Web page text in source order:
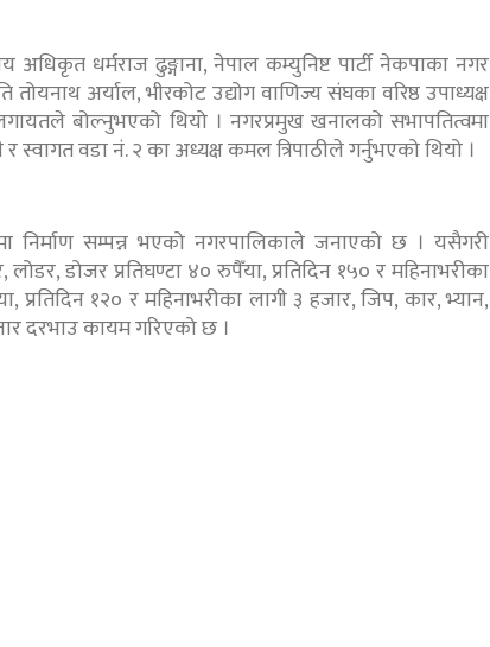
अधिकृत धर्मराज ढुङ्गाना, नेपाल कम्युनिष्ट पार्टी नेकपाका नगर
अर्याल, भीरकोट उद्योग वाणिज्य संघका वरिष्ठ उपाध्यक्ष
बोल्नुभएको थियो । नगरप्रमुख खनालको सभापतित्वमा
स्वागत वडा नं. २ का अध्यक्ष कमल त्रिपाठीले गर्नुभएको थियो ।
निर्माण सम्पन्न भएको नगरपालिकाले जनाएको छ । यसैगरी
डोजर प्रतिघण्टा ४० रुपैँया, प्रतिदिन १५० र महिनाभरीका
प्रतिदिन १२० र महिनाभरीका लागी ३ हजार, जिप, कार, भ्यान,
दरभाउ कायम गरिएको छ ।